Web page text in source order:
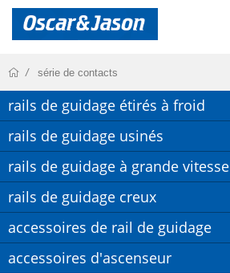
série de contacts
rails de guidage étirés à froid
rails de guidage usinés
rails de guidage à grande vitesse
rails de guidage creux
accessoires de rail de guidage
accessoires d'ascenseur